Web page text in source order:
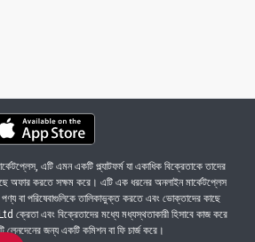
এটি এমন একটি প্ল্যাটফর্ম যা একাধিক বিক্রেতাকে তাদের
অফার করতে সক্ষম করে। এটি এক ধরনের অনলাইন মার্কেটপ্লেস
পণ্য বা পরিষেবাগুলিকে তালিকাভুক্ত করতে এবং ভোক্তাদের কাছে
এবং বিক্রেতাদের মধ্যে মধ্যস্থতাকারী হিসাবে কাজ করে
লেনদেনের জন্য একটি কমিশন বা ফি চার্জ করে।